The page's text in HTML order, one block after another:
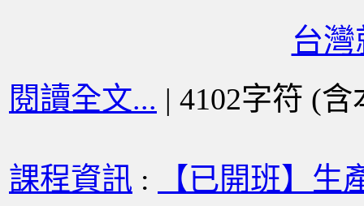
台
閱讀全文... | 4102字符 (含
課程資訊 :
【已開班】生